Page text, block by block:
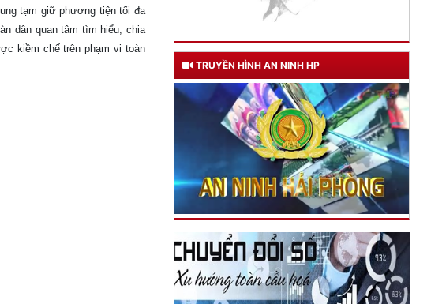
tạm giữ phương tiện tối đa
dân quan tâm tìm hiểu, chia
kiềm chế trên phạm vi toàn
TRUYỀN HÌNH AN NINH HP